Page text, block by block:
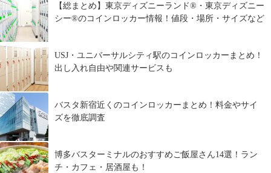
【総まとめ】東京ディズニーランド®・東京ディズニー
シー®のコインロッカー情報！値段・場所・サイズなど
USJ・ユニバーサルシティ駅のコインロッカーまとめ！
出し入れ自由や関連サービスも
バスタ新宿近くのコインロッカーまとめ！料金やサイ
ズを徹底調査
博多バスターミナルのおすすめご飯屋さん14選！ラン
チ・カフェ・居酒屋も！